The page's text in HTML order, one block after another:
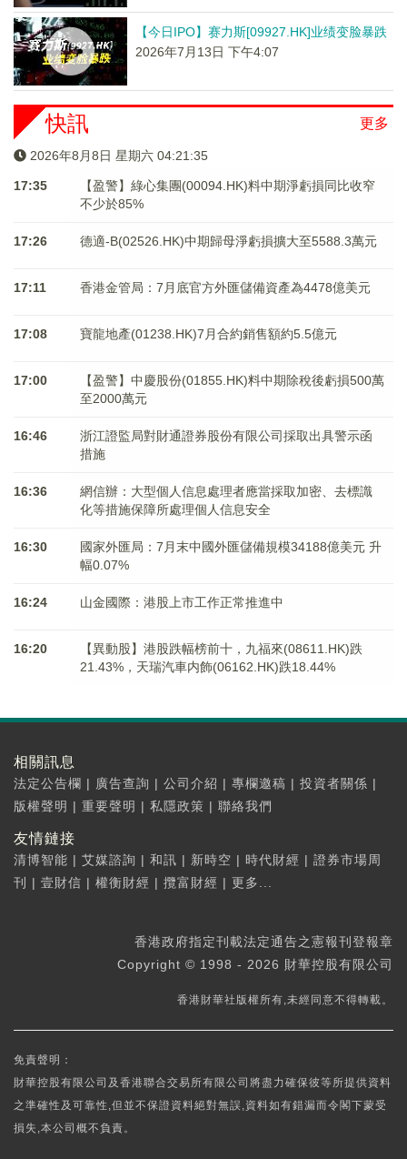
【今日IPO】赛力斯[09927.HK]业绩变脸暴跌
2026年7月13日 下午4:07
更多
快訊
2026年8月8日 星期六 04:21:35
17:35
【盈警】綠心集團(00094.HK)料中期淨虧損同比收窄
不少於85%
17:26 德適-B(02526.HK)中期歸母淨虧損擴大至5588.3萬元
17:11 香港金管局：7月底官方外匯儲備資產為4478億美元
17:08 寶龍地產(01238.HK)7月合約銷售額約5.5億元
17:00
【盈警】中慶股份(01855.HK)料中期除稅後虧損500萬
至2000萬元
16:46
浙江證監局對財通證券股份有限公司採取出具警示函
措施
16:36
網信辦：大型個人信息處理者應當採取加密、去標識
化等措施保障所處理個人信息安全
16:30
國家外匯局：7月末中國外匯儲備規模34188億美元 升
幅0.07%
16:24 山金國際：港股上市工作正常推進中
16:20
【異動股】港股跌幅榜前十，九福來(08611.HK)跌
21.43%，天瑞汽車内飾(06162.HK)跌18.44%
相關訊息
法定公告欄 | 廣告查詢 | 公司介紹 | 專欄邀稿 | 投資者關係 |
版權聲明 | 重要聲明 | 私隱政策 | 聯絡我們
友情鏈接
清博智能 | 艾媒諮詢 | 和訊 | 新時空 | 時代財經 | 證券市場周
刊
| 壹財信 | 權衡財經 | 攬富財經 | 更多...
香港政府指定刊載法定通告之憲報刊登報章
Copyright © 1998 - 2026 財華控股有限公司
香港財華社版權所有,未經同意不得轉載。
免責聲明：
財華控股有限公司及香港聯合交易所有限公司將盡力確保彼等所提供資料
之準確性及可靠性,但並不保證資料絕對無誤,資料如有錯漏而令閣下蒙受
損失,本公司概不負責。